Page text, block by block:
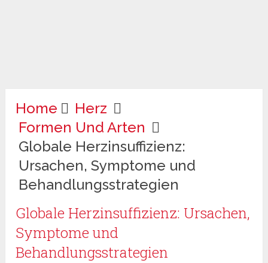
Home
Herz
Formen Und Arten
Globale Herzinsuffizienz:
Ursachen, Symptome und
Behandlungsstrategien
Globale Herzinsuffizienz: Ursachen,
Symptome und
Behandlungsstrategien